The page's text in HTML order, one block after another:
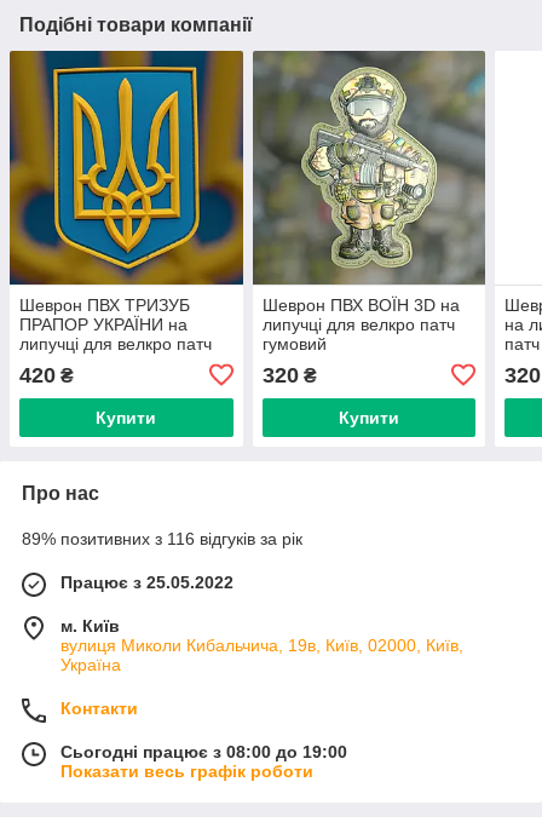
Подібні товари компанії
Шеврон ПВХ ТРИЗУБ
ПРАПОР УКРАЇНИ на
липучці для велкро патч
420 ₴
Купити
Шеврон ПВХ ВОЇН 3D на
липучці для велкро патч
гумовий
320₴
Купити
на
320
Про нас
89% позитивних з 116 відгуків за рік
Працює з 25.05.2022
м. Київ
вулиця Миколи Кибальчича, 19в, Київ, 02000, Київ,
Україна
Контакти
Сьогодні працює з 08:00 до 19:00
Показати весь графік роботи